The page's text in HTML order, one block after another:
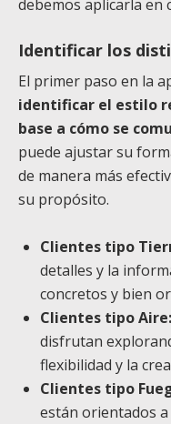
debemos aplicarla en
Identificar los
El primer paso en la
identificar el estilo
base a cómo se
puede ajustar su
de manera más
su propósito.
Clientes tipo
detalles y la
concretos y bien
Clientes tipo Aire:
disfrutan
flexibilidad y la
Clientes tipo
están orientados